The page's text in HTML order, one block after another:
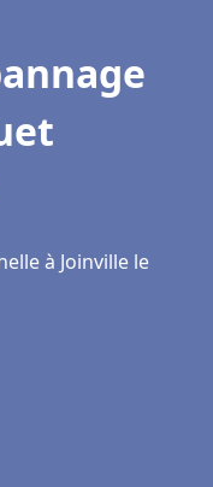
à Joinville le